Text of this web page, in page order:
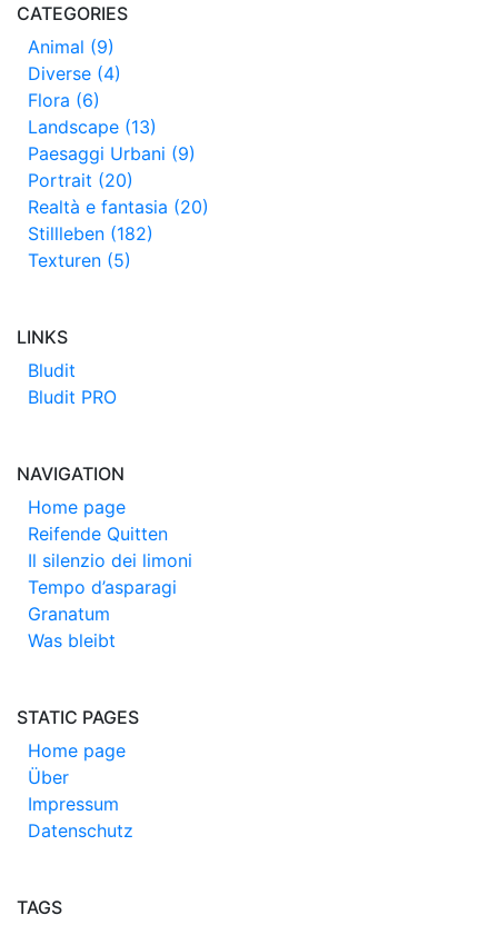
CATEGORIES
Animal (9)
Diverse (4)
Flora (6)
Landscape (13)
Paesaggi Urbani (9)
Portrait (20)
Realtà e fantasia (20)
Stillleben (182)
Texturen (5)
LINKS
Bludit
Bludit PRO
NAVIGATION
Home page
Reifende Quitten
Il silenzio dei limoni
Tempo d’asparagi
Granatum
Was bleibt
STATIC PAGES
Home page
Über
Impressum
Datenschutz
TAGS